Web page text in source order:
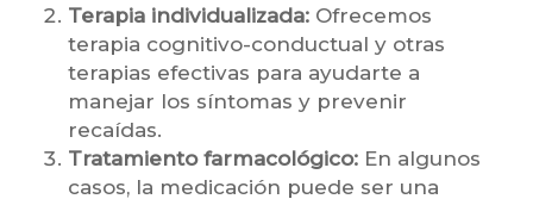
Terapia individualizada:Ofrecemos
terapia cognitivo-conductual y otras
terapias efectivas para ayudarte a
manejar los síntomas y prevenir
recaídas.
Tratamiento farmacológico:En algunos
casos, la medicación puede ser una